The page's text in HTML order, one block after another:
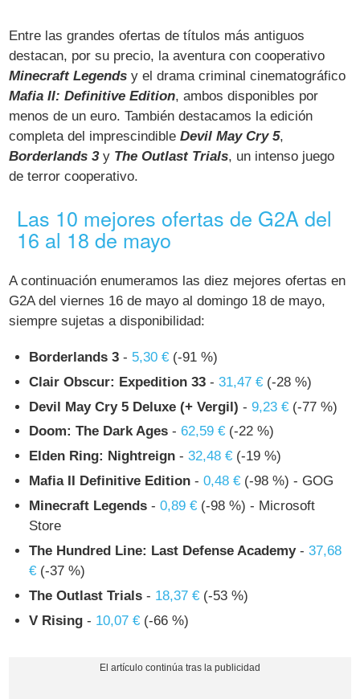
Entre las grandes ofertas de títulos más antiguos
destacan, por su precio, la aventura con cooperativo
Minecraft Legends y el drama criminal cinematográfico
Mafia II: Definitive Edition, ambos disponibles por
menos de un euro. También destacamos la edición
completa del imprescindibleDevil May Cry 5,
Borderlands 3y The Outlast Trials, un intenso juego
de terror cooperativo.
Las 10 mejores ofertas de G2A del
16 al 18 de mayo
A continuación enumeramos las diez mejores ofertas en
G2A del viernes 16 de mayo al domingo 18 de mayo,
siempre sujetas a disponibilidad:
Borderlands 3 - 5,30 € (-91 %)
Clair Obscur: Expedition 33 -31,47 € (-28 %)
Devil May Cry 5 Deluxe (+ Vergil) -9,23 € (-77 %)
Doom: The Dark Ages -62,59 € (-22 %)
Elden Ring: Nightreign -32,48 € (-19 %)
Mafia II Definitive Edition -0,48 € (-98 %) - GOG
Minecraft Legends -0,89 € (-98 %) - Microsoft
Store
The Hundred Line: Last Defense Academy-37,68
€ (-37 %)
The Outlast Trials - 18,37 € (-53 %)
V Rising - 10,07 € (-66 %)